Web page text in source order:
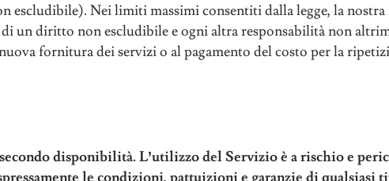
escludibile). Nei limiti massimi consentiti dalla legge, la
un diritto non escludibile e ogni altra responsabilità non
fornitura dei servizi o al pagamento del costo per la
disponibilità. L’utilizzo del Servizio è a rischio e